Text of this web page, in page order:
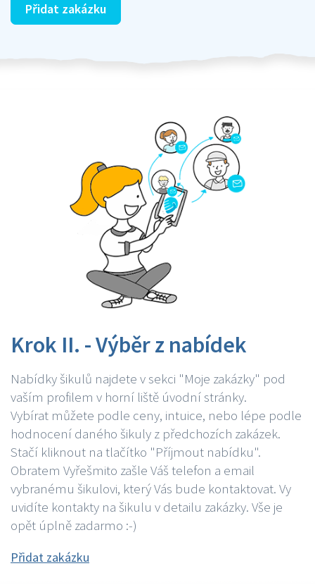
Přidat zakázku
Krok II. - Výběr z nabídek
Nabídky šikulů najdete v sekci "Moje zakázky" pod
vaším profilem v horní liště úvodní stránky.
Vybírat můžete podle ceny, intuice, nebo lépe podle
hodnocení daného šikuly z předchozích zakázek.
Stačí kliknout na tlačítko "Příjmout nabídku".
Obratem Vyřešmito zašle Váš telefon a email
vybranému šikulovi, který Vás bude kontaktovat. Vy
uvidíte kontakty na šikulu v detailu zakázky. Vše je
opět úplně zadarmo :-)
Přidat zakázku